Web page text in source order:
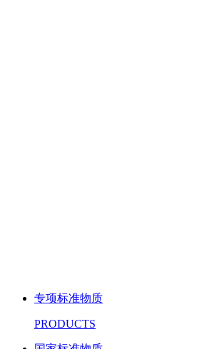
专项标准物质
PRODUCTS